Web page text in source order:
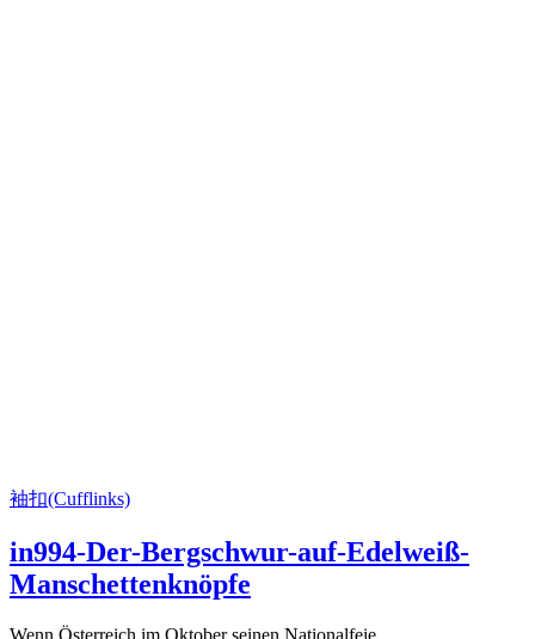
袖扣(Cufflinks)
in994-Der-Bergschwur-auf-Edelweiß-
Manschettenknöpfe
Wenn Österreich im Oktober seinen Nationalfeie...